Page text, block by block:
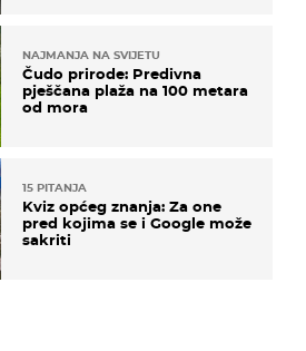
NAJMANJA NA SVIJETU
Čudo prirode: Predivna
pješčana plaža na 100 metara
od mora
15 PITANJA
Kviz općeg znanja: Za one
pred kojima se i Google može
sakriti